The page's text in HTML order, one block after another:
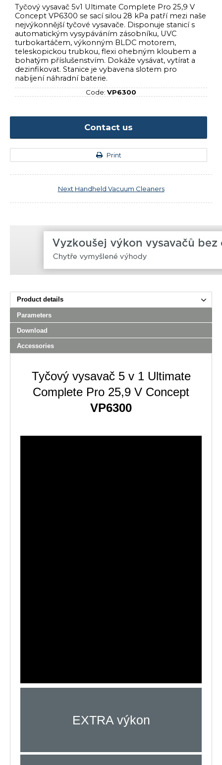
Tyčový vysavač 5v1 Ultimate Complete Pro 25,9 V
Concept VP6300 se sací silou 28 kPa patří mezi naše
nejvýkonnější tyčové vysavače. Disponuje stanicí s
automatickým vysypáváním zásobníku, UVC
turbokartáčem, výkonným BLDC motorem,
teleskopickou trubkou, flexi ohebným kloubem a
bohatým příslušenstvím. Dokáže vysávat, vytírat a
dezinfikovat. Stanice je vybavena slotem pro
nabíjení náhradní baterie.
Code: VP6300
Contact us
Print
Next Handheld Vacuum Cleaners
Product details
Parameters
Download
Accessories
Tyčový vysavač 5 v 1 Ultimate
Complete Pro 25,9 V Concept
VP6300
EXTRA výkon